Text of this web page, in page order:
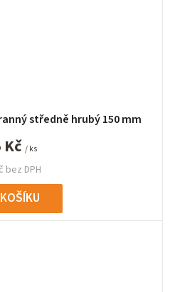
středně hrubý 150 mm
bez DPH
Kč / ks